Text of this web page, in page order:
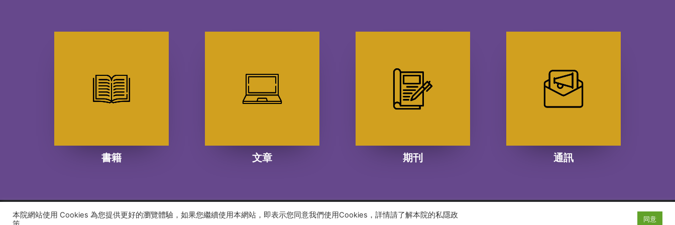
書籍 文章 期刊 通訊
© 2026 建道神學院Alliance Bible Seminary. All rights reserved
本院網站使用 Cookies 為您提供更好的瀏覽體驗，如果您繼續使用本網站，即表示您同意我們使用Cookies，詳情請了解本院的私隱政
同意